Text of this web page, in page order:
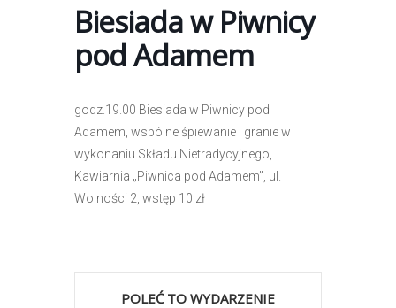
Biesiada w Piwnicy
pod Adamem
godz.19.00 Biesiada w Piwnicy pod
Adamem, wspólne śpiewanie i granie w
wykonaniu Składu Nietradycyjnego,
Kawiarnia „Piwnica pod Adamem”, ul.
Wolności 2, wstęp 10 zł
POLEĆ TO WYDARZENIE